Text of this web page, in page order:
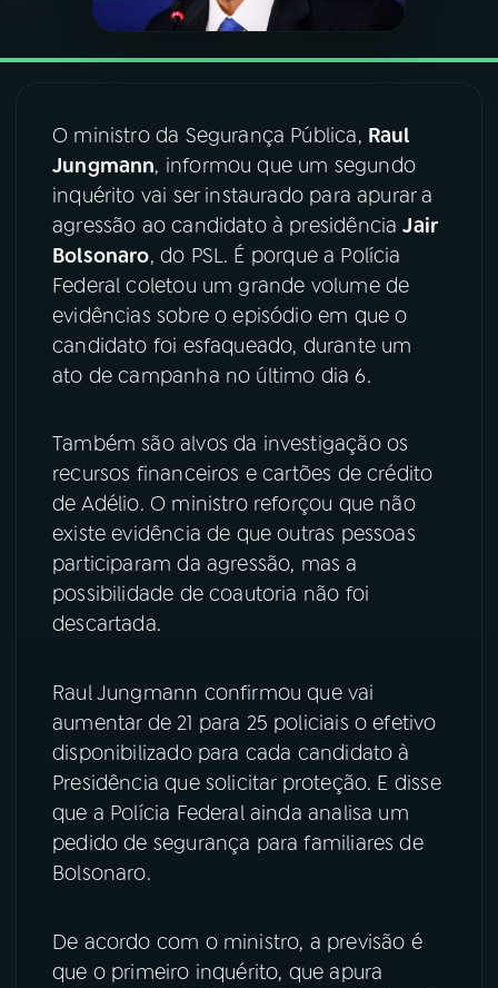
VIDEOCASTS
08FESTIVAL DE MÚSICA
ACOMPANHE A RÁDIO NACIONAL
YouTube Facebook
Instagram X
O ministro da Segurança Pública, Raul
Jungmann, informou que um segundo
inquérito vai ser instaurado para apurar a
agressão ao candidato à presidênciaJair
Bolsonaro, do PSL. É porque a Polícia
Federal coletou um grande volume de
evidências sobre o episódio em que o
candidato foi esfaqueado, durante um
ato de campanha no último dia 6.
Também são alvos da investigação os
recursos financeiros e cartões de crédito
de Adélio. O ministro reforçou que não
existe evidência de que outras pessoas
participaram da agressão, mas a
possibilidade de coautoria não foi
descartada.
Raul Jungmann confirmou que vai
aumentar de 21 para 25 policiais o efetivo
disponibilizado para cada candidato à
Presidência que solicitar proteção. E disse
que a Polícia Federal ainda analisa um
pedido de segurança para familiares de
Bolsonaro.
De acordo com o ministro, a previsão é
que o primeiro inquérito, que apura